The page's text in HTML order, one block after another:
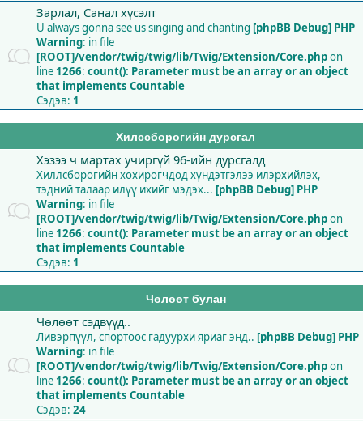
Зарлал, Санал хүсэлт
U always gonna see us singing and chanting [phpBB Debug] PHP
Warning: in file
[ROOT]/vendor/twig/twig/lib/Twig/Extension/Core.phpon
line 1266: count(): Parameter must be an array or an object
that implements Countable
Сэдэв: 1
Хилссборогийн дурсгал
Хэзээ ч мартах учиргүй 96-ийн дурсгалд
Хиллсборогийн хохирогчдод хүндэтгэлээ илэрхийлэх,
тэдний талаар илүү ихийг мэдэх... [phpBB Debug] PHP
Warning: in file
[ROOT]/vendor/twig/twig/lib/Twig/Extension/Core.phpon
line 1266: count(): Parameter must be an array or an object
that implements Countable
Сэдэв: 1
Чөлөөт булан
Чөлөөт сэдвүүд..
Ливэрпүүл, спортоос гадуурхи яриаг энд.. [phpBB Debug] PHP
Warning: in file
[ROOT]/vendor/twig/twig/lib/Twig/Extension/Core.phpon
line 1266: count(): Parameter must be an array or an object
that implements Countable
Сэдэв: 24